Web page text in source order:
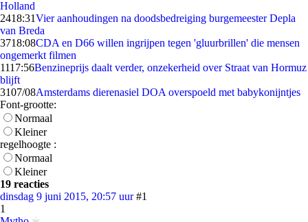
Holland
2418:31Vier aanhoudingen na doodsbedreiging burgemeester Depla
van Breda
3718:08CDA en D66 willen ingrijpen tegen 'gluurbrillen' die mensen
ongemerkt filmen
1117:56Benzineprijs daalt verder, onzekerheid over Straat van Hormuz
blijft
3107/08Amsterdams dierenasiel DOA overspoeld met babykonijntjes
Font-grootte:
Normaal
Kleiner
regelhoogte :
Normaal
Kleiner
19 reacties
dinsdag 9 juni 2015, 20:57 uur #1
1